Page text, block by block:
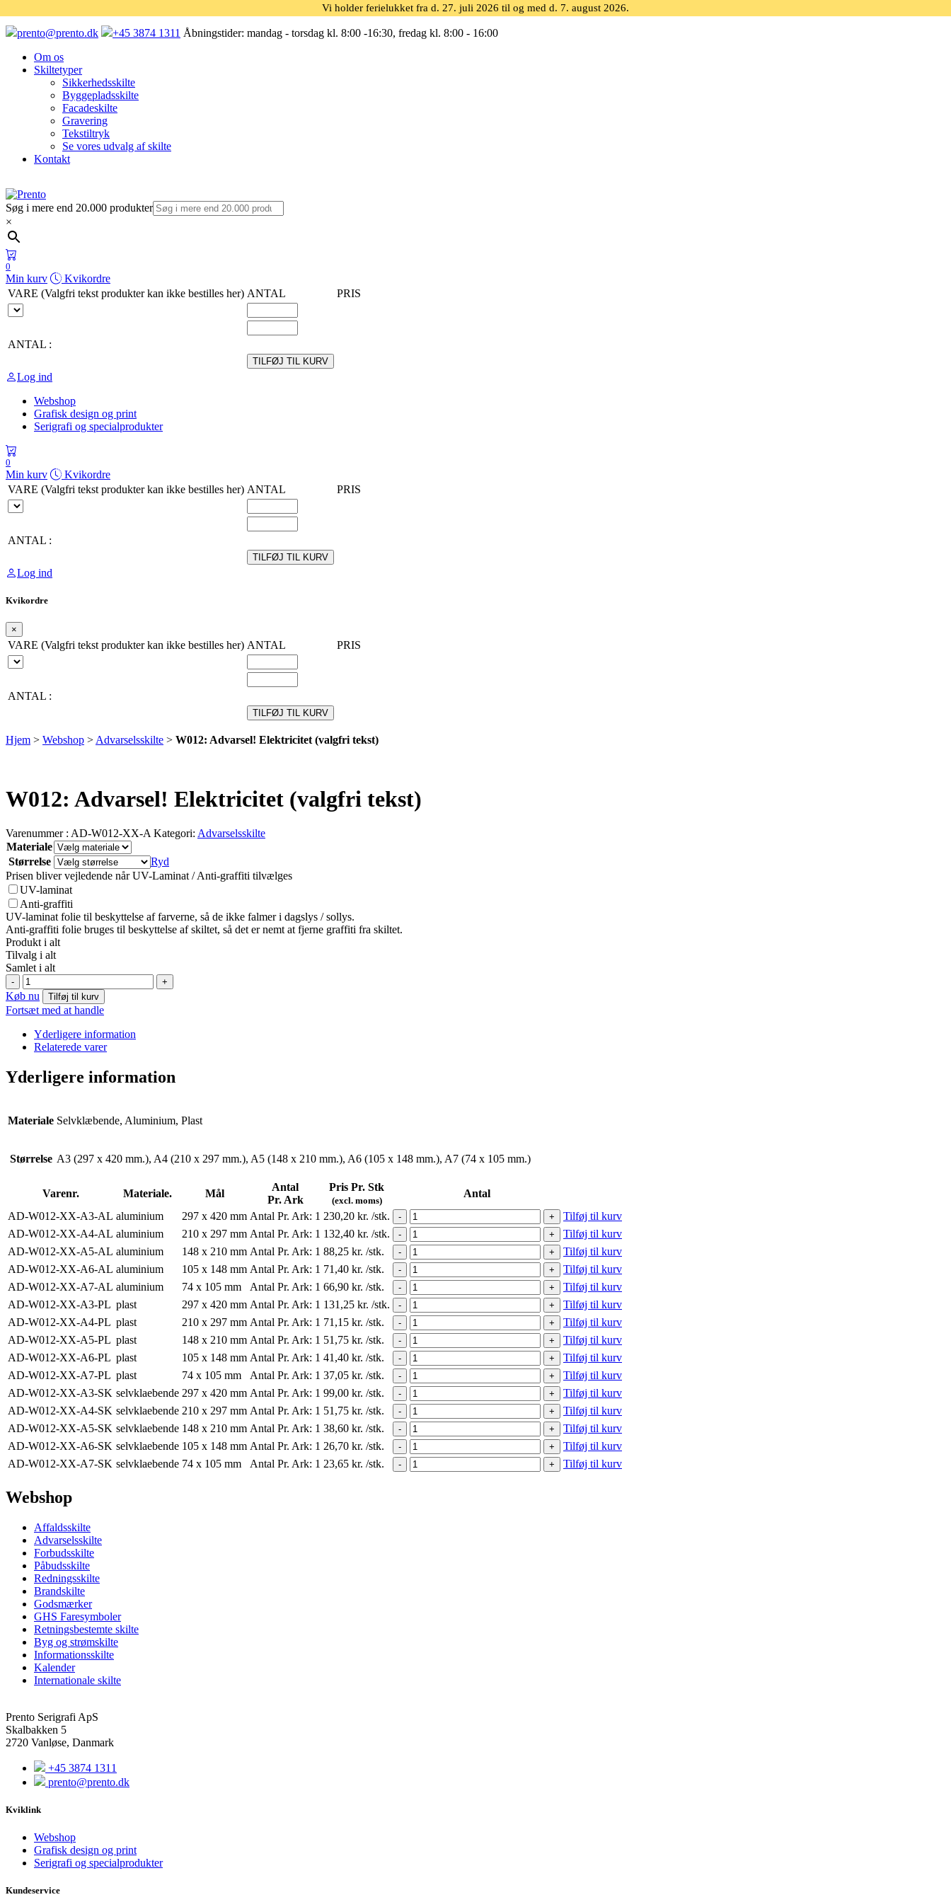
Vi holder ferielukket fra d. 27. juli 2026 til og med d. 7. august 2026.
prento@prento.dk +45 3874 1311 Åbningstider: mandag - torsdag kl. 8:00 -16:30, fredag kl. 8:00 - 16:00
Om os
Skiltetyper
Sikkerhedsskilte
Byggepladsskilte
Facadeskilte
Gravering
Tekstiltryk
Se vores udvalg af skilte
Kontakt
Søg i mere end 20.000 produkter
×
0
Min kurv
Kvikordre
VARE (Valgfri tekst produkter kan ikke bestilles her) ANTAL PRIS
ANTAL :
TILFØJ TIL KURV
Log ind
Webshop
Grafisk design og print
Serigrafi og specialprodukter
0
Min kurv
Kvikordre
VARE (Valgfri tekst produkter kan ikke bestilles her) ANTAL PRIS
ANTAL :
TILFØJ TIL KURV
Log ind
Kvikordre
×
VARE (Valgfri tekst produkter kan ikke bestilles her) ANTAL PRIS
ANTAL :
TILFØJ TIL KURV
Hjem > Webshop > Advarselsskilte > W012: Advarsel! Elektricitet (valgfri tekst)
W012: Advarsel! Elektricitet (valgfri tekst)
Varenummer : AD-W012-XX-A Kategori: Advarselsskilte
Materiale
Størrelse
Ryd
Prisen bliver vejledende når UV-Laminat / Anti-graffiti tilvælges
UV-laminat
Anti-graffiti
UV-laminat folie til beskyttelse af farverne, så de ikke falmer i dagslys / sollys.
Anti-graffiti folie bruges til beskyttelse af skiltet, så det er nemt at fjerne graffiti fra skiltet.
Produkt i alt
Tilvalg i alt
Samlet i alt
-
W012:
Advarsel!
Elektricitet
(valgfri
tekst)
antal
+
Køb nu Tilføj til kurv
Fortsæt med at handle
Yderligere information
Relaterede varer
Yderligere information
Materiale Selvklæbende, Aluminium, Plast
Størrelse A3 (297 x 420 mm.), A4 (210 x 297 mm.), A5 (148 x 210 mm.), A6 (105 x 148 mm.), A7 (74 x 105 mm.)
Varenr. Materiale. Mål
Antal
Pr. Ark
Pris Pr. Stk
(excl. moms)
Antal
AD-W012-XX-A3-AL aluminium 297 x 420 mm Antal Pr. Ark: 1 230,20 kr. /stk. - +
Tilføj til kurv
AD-W012-XX-A4-AL aluminium 210 x 297 mm Antal Pr. Ark: 1 132,40 kr. /stk. - +
Tilføj til kurv
AD-W012-XX-A5-AL aluminium 148 x 210 mm Antal Pr. Ark: 1 88,25 kr. /stk. - +
Tilføj til kurv
AD-W012-XX-A6-AL aluminium 105 x 148 mm Antal Pr. Ark: 1 71,40 kr. /stk. - +
Tilføj til kurv
AD-W012-XX-A7-AL aluminium 74 x 105 mm Antal Pr. Ark: 1 66,90 kr. /stk. - +
Tilføj til kurv
AD-W012-XX-A3-PL plast 297 x 420 mm Antal Pr. Ark: 1 131,25 kr. /stk. - +
Tilføj til kurv
AD-W012-XX-A4-PL plast 210 x 297 mm Antal Pr. Ark: 1 71,15 kr. /stk. - +
Tilføj til kurv
AD-W012-XX-A5-PL plast 148 x 210 mm Antal Pr. Ark: 1 51,75 kr. /stk. - +
Tilføj til kurv
AD-W012-XX-A6-PL plast 105 x 148 mm Antal Pr. Ark: 1 41,40 kr. /stk. - +
Tilføj til kurv
AD-W012-XX-A7-PL plast 74 x 105 mm Antal Pr. Ark: 1 37,05 kr. /stk. - +
Tilføj til kurv
AD-W012-XX-A3-SK selvklaebende 297 x 420 mm Antal Pr. Ark: 1 99,00 kr. /stk. - +
Tilføj til kurv
AD-W012-XX-A4-SK selvklaebende 210 x 297 mm Antal Pr. Ark: 1 51,75 kr. /stk. - +
Tilføj til kurv
AD-W012-XX-A5-SK selvklaebende 148 x 210 mm Antal Pr. Ark: 1 38,60 kr. /stk. - +
Tilføj til kurv
AD-W012-XX-A6-SK selvklaebende 105 x 148 mm Antal Pr. Ark: 1 26,70 kr. /stk. - +
Tilføj til kurv
AD-W012-XX-A7-SK selvklaebende 74 x 105 mm Antal Pr. Ark: 1 23,65 kr. /stk. - + Tilføj til kurv
Webshop
Affaldsskilte
Advarselsskilte
Forbudsskilte
Påbudsskilte
Redningsskilte
Brandskilte
Godsmærker
GHS Faresymboler
Retningsbestemte skilte
Byg og strømskilte
Informationsskilte
Kalender
Internationale skilte
Prento Serigrafi ApS
Skalbakken 5
2720 Vanløse, Danmark
+45 3874 1311
prento@prento.dk
Kviklink
Webshop
Grafisk design og print
Serigrafi og specialprodukter
Kundeservice